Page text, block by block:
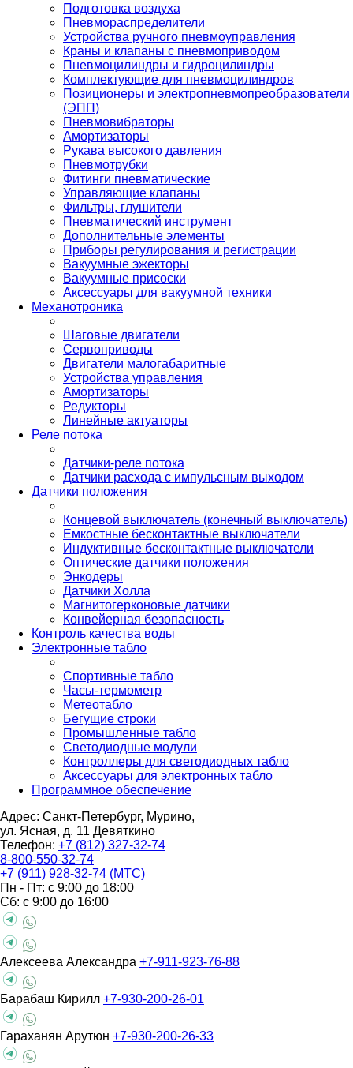
Подготовка воздуха
Пневмораспределители
Устройства ручного пневмоуправления
Краны и клапаны с пневмоприводом
Пневмоцилиндры и гидроцилиндры
Комплектующие для пневмоцилиндров
Позиционеры и электропневмопреобразователи
(ЭПП)
Пневмовибраторы
Амортизаторы
Рукава высокого давления
Пневмотрубки
Фитинги пневматические
Управляющие клапаны
Фильтры, глушители
Пневматический инструмент
Дополнительные элементы
Приборы регулирования и регистрации
Вакуумные эжекторы
Вакуумные присоски
Аксессуары для вакуумной техники
Механотроника
Шаговые двигатели
Сервоприводы
Двигатели малогабаритные
Устройства управления
Амортизаторы
Редукторы
Линейные актуаторы
Реле потока
Датчики-реле потока
Датчики расхода с импульсным выходом
Датчики положения
Концевой выключатель (конечный выключатель)
Емкостные бесконтактные выключатели
Индуктивные бесконтактные выключатели
Оптические датчики положения
Энкодеры
Датчики Холла
Магнитогерконовые датчики
Конвейерная безопасность
Контроль качества воды
Электронные табло
Спортивные табло
Часы-термометр
Метеотабло
Бегущие строки
Промышленные табло
Светодиодные модули
Контроллеры для светодиодных табло
Аксессуары для электронных табло
Программное обеспечение
Адрес: Санкт-Петербург, Мурино,
ул. Ясная, д. 11 Девяткино
Телефон: +7 (812) 327-32-74
8-800-550-32-74
+7 (911) 928-32-74 (МТС)
Пн - Пт: с 9:00 до 18:00
Сб: с 9:00 до 16:00
Алексеева Александра +7-911-923-76-88
Барабаш Кирилл +7-930-200-26-01
Гараханян Арутюн +7-930-200-26-33